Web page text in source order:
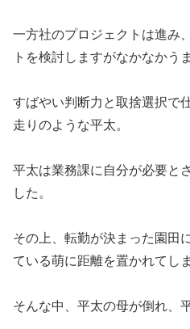
一方社のプロジェクトは進み
トを検討しますがなかなかう
すばやい判断力と取捨選択で
走りのような平太。
平太は業務課に自分が必要と
した。
その上、転勤が決まった園田
ている萌に距離を置かれてし
そんな中、平太の母が倒れ、